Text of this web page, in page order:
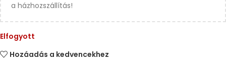
a házhozszállítás!
Elfogyott
Hozáadás a kedvencekhez